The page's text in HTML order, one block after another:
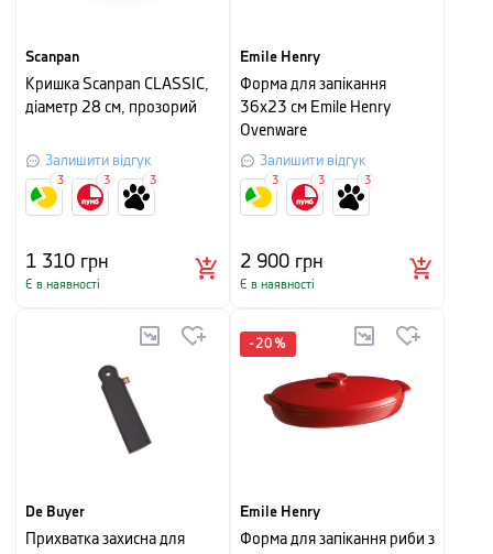
Scanpan
Кришка Scanpan CLASSIC,
діаметр 28 см, прозорий
Залишити відгук
1 310 грн
Є в наявності
3 3 3
Emile Henry
Форма для запікання
36x23 см Emile Henry
Ovenware
Залишити відгук
2 900 грн
Є в наявності
3 3 3
De Buyer
Прихватка захисна для
-20 %
Emile Henry
Форма для запікання риби з